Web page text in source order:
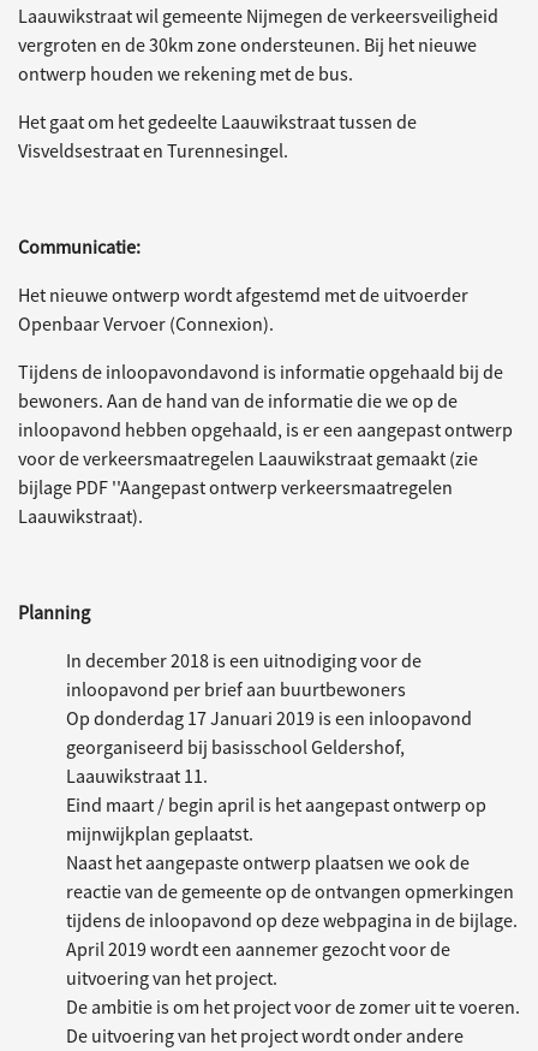
Laauwikstraat wil gemeente Nijmegen de verkeersveiligheid
vergroten en de 30km zone ondersteunen. Bij het nieuwe
ontwerp houden we rekening met de bus.
Het gaat om het gedeelte Laauwikstraat tussen de
Visveldsestraat en Turennesingel.
Communicatie:
Het nieuwe ontwerp wordt afgestemd met de uitvoerder
Openbaar Vervoer (Connexion).
Tijdens de inloopavondavond is informatie opgehaald bij de
bewoners. Aan de hand van de informatie die we op de
inloopavond hebben opgehaald, is er een aangepast ontwerp
voor de verkeersmaatregelen Laauwikstraat gemaakt (zie
bijlage PDF ''Aangepast ontwerp verkeersmaatregelen
Laauwikstraat).
Planning
In december 2018 is een uitnodiging voor de
inloopavond per brief aan buurtbewoners
Op donderdag 17 Januari 2019 is een inloopavond
georganiseerd bij basisschool Geldershof,
Laauwikstraat 11.
Eind maart / begin april is het aangepast ontwerp op
mijnwijkplan geplaatst.
Naast het aangepaste ontwerp plaatsen we ook de
reactie van de gemeente op de ontvangen opmerkingen
tijdens de inloopavond op deze webpagina in de bijlage.
April 2019 wordt een aannemer gezocht voor de
uitvoering van het project.
De ambitie is om het project voor de zomer uit te voeren.
De uitvoering van het project wordt onder andere